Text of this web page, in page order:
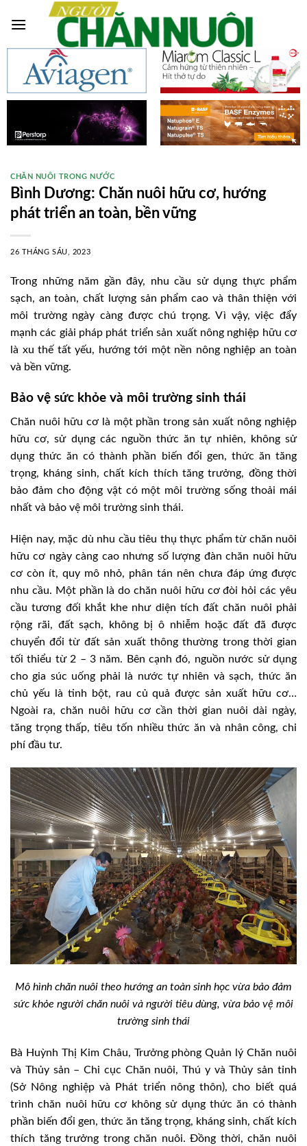
CHĂN NUÔI TRONG NƯỚC
Bình Dương: Chăn nuôi hữu cơ, hướng
phát triển an toàn, bền vững
26 THÁNG SÁU, 2023
Trong những năm gần đây, nhu cầu sử dụng thực phẩm
sạch, an toàn, chất lượng sản phẩm cao và thân thiện với
môi trường ngày càng được chú trọng. Vì vậy, việc đẩy
mạnh các giải pháp phát triển sản xuất nông nghiệp hữu cơ
là xu thế tất yếu, hướng tới một nền nông nghiệp an toàn
và bền vững.
Bảo vệ sức khỏe và môi trường sinh thái
Chăn nuôi hữu cơ là một phần trong sản xuất nông nghiệp
hữu cơ, sử dụng các nguồn thức ăn tự nhiên, không sử
dụng thức ăn có thành phần biến đổi gen, thức ăn tăng
trọng, kháng sinh, chất kích thích tăng trưởng, đồng thời
bảo đảm cho động vật có một môi trường sống thoải mái
nhất và bảo vệ môi trường sinh thái.
Hiện nay, mặc dù nhu cầu tiêu thụ thực phẩm từ chăn nuôi
hữu cơ ngày càng cao nhưng số lượng đàn chăn nuôi hữu
cơ còn ít, quy mô nhỏ, phân tán nên chưa đáp ứng được
nhu cầu. Một phần là do chăn nuôi hữu cơ đòi hỏi các yêu
cầu tương đối khắt khe như diện tích đất chăn nuôi phải
rộng rãi, đất sạch, không bị ô nhiễm hoặc đất đã được
chuyển đổi từ đất sản xuất thông thường trong thời gian
tối thiểu từ 2 – 3 năm. Bên cạnh đó, nguồn nước sử dụng
cho gia súc uống phải là nước tự nhiên và sạch, thức ăn
chủ yếu là tinh bột, rau củ quả được sản xuất hữu cơ…
Ngoài ra, chăn nuôi hữu cơ cần thời gian nuôi dài ngày,
tăng trọng thấp, tiêu tốn nhiều thức ăn và nhân công, chi
phí đầu tư.
Mô hình chăn nuôi theo hướng an toàn sinh học vừa bảo đảm
sức khỏe người chăn nuôi và người tiêu dùng, vừa bảo vệ môi
trường sinh thái
Bà Huỳnh Thị Kim Châu, Trưởng phòng Quản lý Chăn nuôi
và Thủy sản – Chi cục Chăn nuôi, Thú y và Thủy sản tỉnh
(Sở Nông nghiệp và Phát triển nông thôn), cho biết quá
trình chăn nuôi hữu cơ không sử dụng thức ăn có thành
phần biến đổi gen, thức ăn tăng trọng, kháng sinh, chất kích
thích tăng trưởng trong chăn nuôi. Đồng thời, chăn nuôi